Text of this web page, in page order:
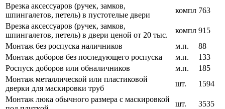
Врезка аксессуаров (ручек, замков,
шпингалетов, петель) в пустотелые двери
компл 763
Врезка аксессуаров (ручек, замков,
шпингалетов, петель) в двери ценой от 20 тыс.
компл 915
Монтаж без роспуска наличников
м.п.
88
Монтаж доборов без последующего роспуска
м.п.
133
Роспуск доборов или обналичников
м.п.
185
Монтаж металлической или пластиковой
дверки для маскировки труб
шт.
1594
Монтаж люка обычного размера с маскировкой
шт. 3535